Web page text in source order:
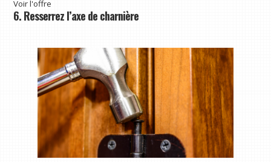
Voir l'offre
6. Resserrez l’axe de charnière